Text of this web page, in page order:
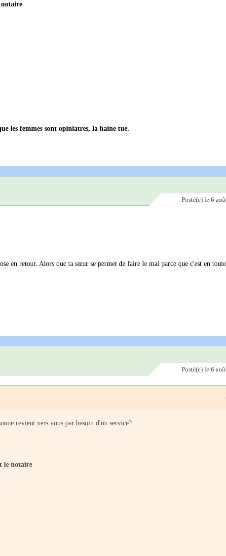
notaire
les femmes sont opiniatres, la haine tue.
Posté(e) le 6
en retour. Alors que ta sœur se permet de faire le mal parce que c'est en toute
Posté(e) le 6
revient vers vous par besoin d'un service?
le notaire